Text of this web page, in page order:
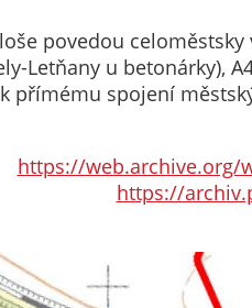
povedou
Letňany u betonárky),
přímému spojení
https://web.archive.org/
https://